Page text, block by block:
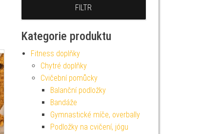
FILTR
Kategorie produktu
Fitness doplňky
Chytré doplňky
Cvičební pomůcky
Balanční podložky
Bandáže
Gymnastické míče, overbally
Podložky na cvičení, jógu